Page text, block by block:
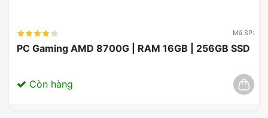
Mã SP:
PC Gaming AMD 8700G | RAM 16GB | 256GB SSD
Còn hàng